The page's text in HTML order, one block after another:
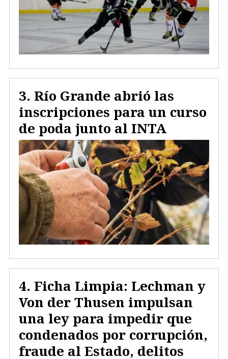
Río Grande abrió las
inscripciones para un curso
de poda junto al INTA
Ficha Limpia: Lechman y
Von der Thusen impulsan
una ley para impedir que
condenados por corrupción,
fraude al Estado, delitos